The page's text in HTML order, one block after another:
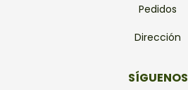
Pedidos
Dirección
SÍGUENOS